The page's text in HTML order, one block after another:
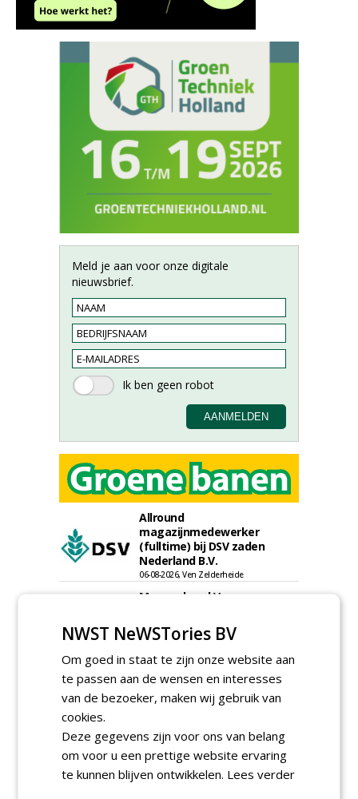
Meld je aan voor onze digitale
nieuwsbrief.
Allround
magazijnmedewerker
(fulltime) bij DSV zaden
Nederland B.V.
06-08-2026, Ven Zelderheide
Meewerkend Voorman
Werkorganisatie BUCH
09-07-2026, Castricum en Uitgeest
Rayon- account manager
Nederland; regio Noord &
regio Zuid
18-06-2026, Noord & regio Zuid
Van Wamel (fulltime)
12-06-2026, Dreumel
Proefveldmedewerker/
NWST NeWSTories BV
Om goed in staat te zijn onze website aan
te passen aan de wensen en interesses
van de bezoeker, maken wij gebruik van
cookies.
Deze gegevens zijn voor ons van belang
om voor u een prettige website ervaring
te kunnen blijven ontwikkelen. Lees verder